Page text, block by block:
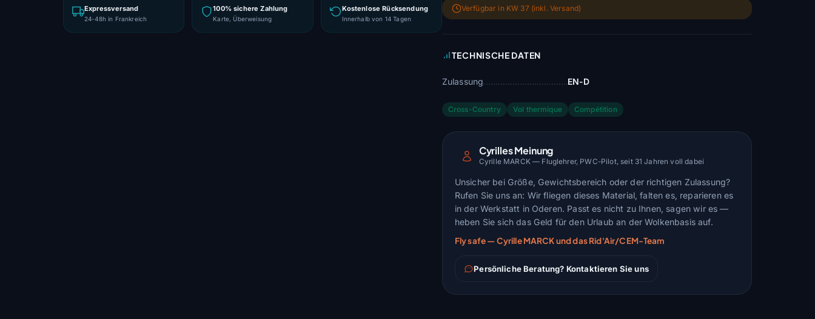
Expressversand
24-48h in Frankreich
100% sichere Zahlung
Karte, Überweisung
Kostenlose Rücksendung
Innerhalb von 14 Tagen
Verfügbar in KW 37 (inkl. Versand)
TECHNISCHE DATEN
Zulassung EN-D
Cross-Country Vol thermique Compétition
Cyrilles Meinung
Cyrille MARCK — Fluglehrer, PWC-Pilot, seit 31 Jahren voll dabei
Unsicher bei Größe, Gewichtsbereich oder der richtigen Zulassung?
Rufen Sie uns an: Wir fliegen dieses Material, falten es, reparieren es
in der Werkstatt in Oderen. Passt es nicht zu Ihnen, sagen wir es —
heben Sie sich das Geld für den Urlaub an der Wolkenbasis auf.
Fly safe — Cyrille MARCK und das Rid'Air/CEM-Team
Persönliche Beratung? Kontaktieren Sie uns